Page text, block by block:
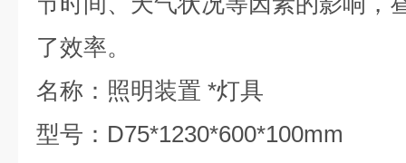
了效率。
名称：照明装置 *灯具
型号： D75*1230*600*100mm